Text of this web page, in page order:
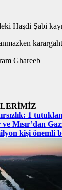
Haşdi Şabi
Makram Ghareeb
1
Mısır’dan
kişi önemli